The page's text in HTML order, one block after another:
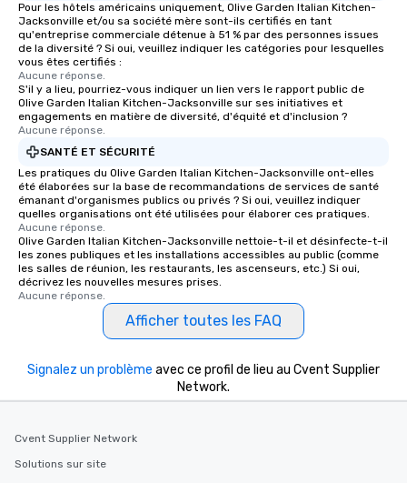
Pour les hôtels américains uniquement, Olive Garden Italian Kitchen-
Jacksonville et/ou sa société mère sont-ils certifiés en tant
qu'entreprise commerciale détenue à 51 % par des personnes issues
de la diversité ? Si oui, veuillez indiquer les catégories pour lesquelles
vous êtes certifiés :
Aucune réponse.
S'il y a lieu, pourriez-vous indiquer un lien vers le rapport public de
Olive Garden Italian Kitchen-Jacksonville sur ses initiatives et
engagements en matière de diversité, d'équité et d'inclusion ?
Aucune réponse.
SANTÉ ET SÉCURITÉ
Les pratiques du Olive Garden Italian Kitchen-Jacksonville ont-elles
été élaborées sur la base de recommandations de services de santé
émanant d'organismes publics ou privés ? Si oui, veuillez indiquer
quelles organisations ont été utilisées pour élaborer ces pratiques.
Aucune réponse.
Olive Garden Italian Kitchen-Jacksonville nettoie-t-il et désinfecte-t-il
les zones publiques et les installations accessibles au public (comme
les salles de réunion, les restaurants, les ascenseurs, etc.) Si oui,
décrivez les nouvelles mesures prises.
Aucune réponse.
Afficher toutes les FAQ
Signalez un problème avec ce profil de lieu au Cvent Supplier
Network.
Cvent Supplier Network
Solutions sur site